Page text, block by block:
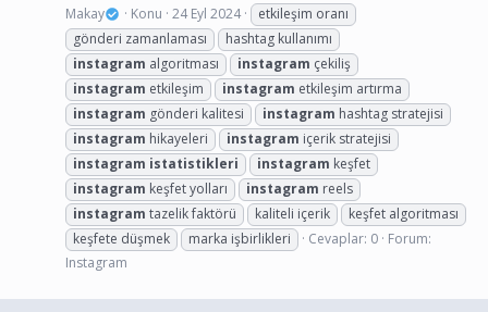
Makay Konu 24 Eyl 2024
etkileşim oranı
gönderi zamanlaması
hashtag kullanımı
instagram algoritması instagram çekiliş
instagram etkileşim instagram etkileşim artırma
instagram gönderi kalitesi instagram hashtag stratejisi
instagram hikayeleri instagram içerik stratejisi
instagram istatistikleri instagram keşfet
instagram keşfet yolları instagram reels
instagram tazelik faktörü kaliteli içerik
keşfet algoritması
keşfete düşmek
marka işbirlikleri Cevaplar: 0 Forum:
Instagram